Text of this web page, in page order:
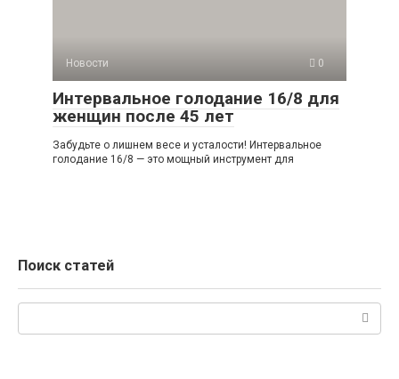
Новости 0
Интервальное голодание 16/8 для
женщин после 45 лет
Забудьте о лишнем весе и усталости! Интервальное
голодание 16/8 — это мощный инструмент для
Поиск статей